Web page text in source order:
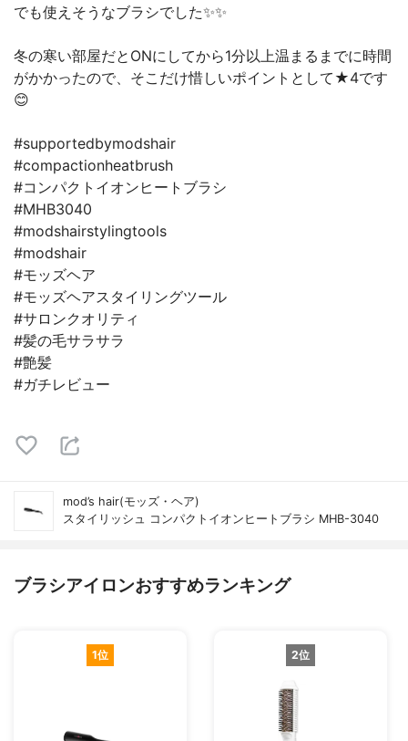
でも使えそうなブラシでした✨✨
冬の寒い部屋だとONにしてから1分以上温まるまでに時間
がかかったので、そこだけ惜しいポイントとして★4です
😊
#supportedbymodshair
#compactionheatbrush
#コンパクトイオンヒートブラシ
#MHB3040
#modshairstylingtools
#modshair
#モッズヘア
#モッズヘアスタイリングツール
#サロンクオリティ
#髪の毛サラサラ
#艶髪
#ガチレビュー
mod’s hair(モッズ・ヘア)
スタイリッシュ コンパクトイオンヒートブラシ MHB-3040
ブラシアイロンおすすめランキング
1位 2位